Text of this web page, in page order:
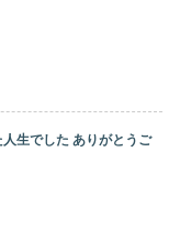
生でした ありがとうご